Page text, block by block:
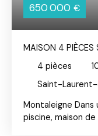
650 000 €
MAISON 4 PIÈCES
4 pièces
Saint-
Montaleigne
piscine, maison